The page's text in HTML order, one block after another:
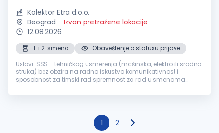
Kolektor Etra d.o.o.
Beograd - Izvan pretražene lokacije
12.08.2026
1. i 2. smena
Obaveštenje o statusu prijave
Uslovi: SSS - tehničkog usmerenja (mašinska, elektro ili srodna
struka) bez obzira na radno iskustvo komunikativnost i
sposobnost za timski rad spremnost za rad u smenama
1 2